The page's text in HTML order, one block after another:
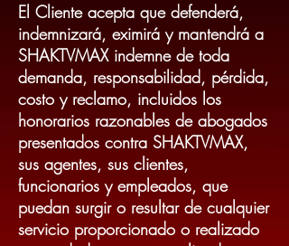
El Cliente acepta que defenderá,
indemnizará, eximirá y mantendrá a
SHAKTVMAX indemne de toda
demanda, responsabilidad, pérdida,
costo y reclamo, incluidos los
honorarios razonables de abogados
presentados contra SHAKTVMAX,
sus agentes, sus clientes,
funcionarios y empleados, que
puedan surgir o resultar de cualquier
servicio proporcionado o realizado